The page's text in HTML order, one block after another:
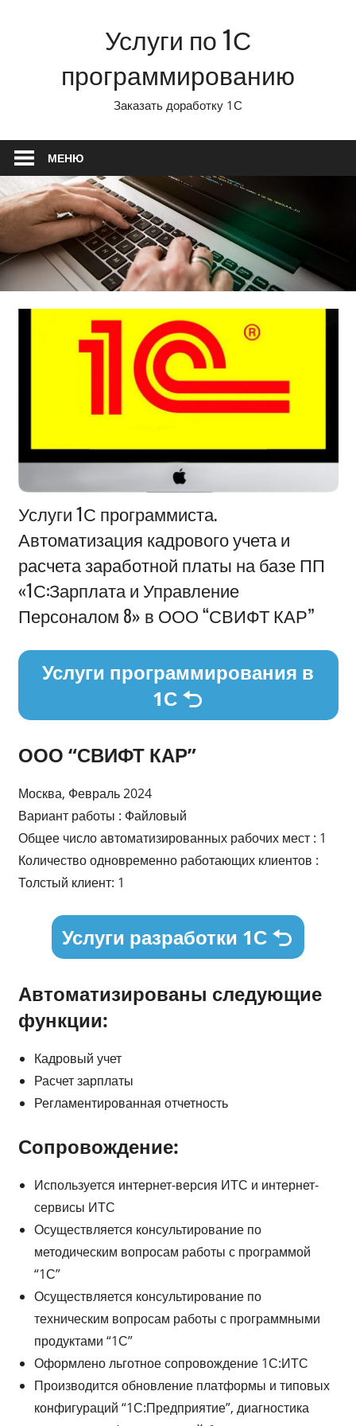
Услуги по 1С
программированию
Заказать доработку 1С
МЕНЮ
Информация
Услуги 1С программиста.
Автоматизация кадрового учета и
расчета заработной платы на базе ПП
«1С:Зарплата и Управление
Персоналом 8» в ООО “СВИФТ КАР”
Услуги программирования в
1С
ООО “СВИФТ КАР”
Москва, Февраль 2024
Вариант работы : Файловый
Общее число автоматизированных рабочих мест : 1
Количество одновременно работающих клиентов :
Толстый клиент: 1
Услуги разработки 1С
Автоматизированы следующие
функции:
Кадровый учет
Расчет зарплаты
Регламентированная отчетность
Сопровождение:
Используется интернет-версия ИТС и интернет-
сервисы ИТС
Осуществляется консультирование по
методическим вопросам работы с программой
“1С”
Осуществляется консультирование по
техническим вопросам работы с программными
продуктами “1С”
Оформлено льготное сопровождение 1С:ИТС
Производится обновление платформы и типовых
конфигураций “1С:Предприятие”, диагностика